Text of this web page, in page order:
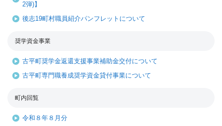
2弾)】
後志19町村職員紹介パンフレットについて
奨学資金事業
古平町奨学金返還支援事業補助金交付について
古平町専門職養成奨学資金貸付事業について
町内回覧
令和８年８月分